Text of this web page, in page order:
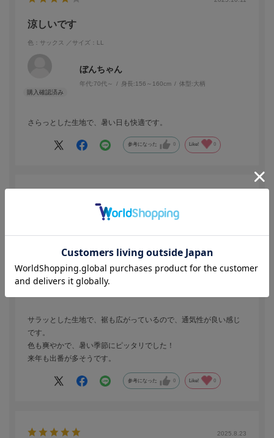
涼しいです
色：サックス ／サイズ：LL
ぼんちゃん
年代:70代～ 身長:156～160cm 体型:大柄
さらっとした生地で、暑い日も快適です。
参考になった 0 Like! 0
春夏に爽やかな色と生地
カフェオレ
年代:50代
サラッとした生地で、裾も広がっているので、通気性が良い感じ
です。
色も爽やかで、暑い季節にピッタリでした！
来年も出番が多そうです。
参考になった 0 Like! 0
2025.8.23